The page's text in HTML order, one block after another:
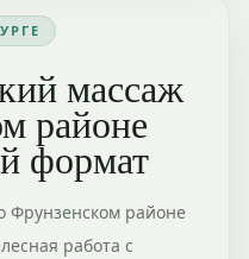
массаж
районе
формат
Фрунзенском районе
работа с